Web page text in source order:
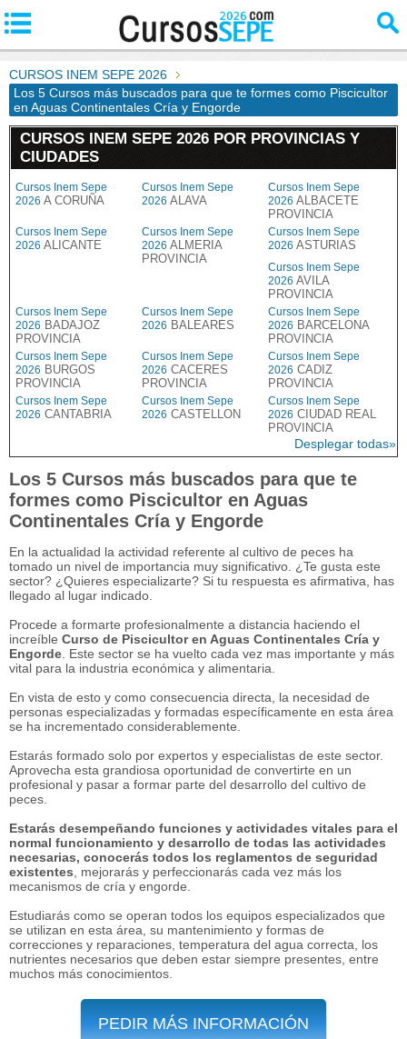
CURSOS INEM SEPE 2026
Los 5 Cursos más buscados para que te formes como Piscicultor
en Aguas Continentales Cría y Engorde
CURSOS INEM SEPE 2026 POR PROVINCIAS Y
CIUDADES
Cursos Inem Sepe
2026 A CORUÑA
Cursos Inem Sepe
2026 ALAVA
Cursos Inem Sepe
2026 ALBACETE
PROVINCIA
Cursos Inem Sepe
2026 ALICANTE
Cursos Inem Sepe
2026 ALMERIA
PROVINCIA
Cursos Inem Sepe
2026 ASTURIAS
Cursos Inem Sepe
2026 AVILA
PROVINCIA
Cursos Inem Sepe
2026 BADAJOZ
PROVINCIA
Cursos Inem Sepe
2026 BALEARES
Cursos Inem Sepe
2026 BARCELONA
PROVINCIA
Cursos Inem Sepe
2026 BURGOS
PROVINCIA
Cursos Inem Sepe
2026 CACERES
PROVINCIA
Cursos Inem Sepe
2026 CADIZ
PROVINCIA
Cursos Inem Sepe
2026 CANTABRIA
Cursos Inem Sepe
2026 CASTELLON
Cursos Inem Sepe
2026 CIUDAD REAL
PROVINCIA
Desplegar todas»
Los 5 Cursos más buscados para que te
formes como Piscicultor en Aguas
Continentales Cría y Engorde
En la actualidad la actividad referente al cultivo de peces ha
tomado un nivel de importancia muy significativo. ¿Te gusta este
sector? ¿Quieres especializarte? Si tu respuesta es afirmativa, has
llegado al lugar indicado.
Procede a formarte profesionalmente a distancia haciendo el
increíble Curso de Piscicultor en Aguas Continentales Cría y
Engorde . Este sector se ha vuelto cada vez mas importante y más
vital para la industria económica y alimentaria.
En vista de esto y como consecuencia directa, la necesidad de
personas especializadas y formadas específicamente en esta área
se ha incrementado considerablemente.
Estarás formado solo por expertos y especialistas de este sector.
Aprovecha esta grandiosa oportunidad de convertirte en un
profesional y pasar a formar parte del desarrollo del cultivo de
peces.
Estarás desempeñando funciones y actividades vitales para el
normal funcionamiento y desarrollo de todas las actividades
necesarias, conocerás todos los reglamentos de seguridad
existentes , mejorarás y perfeccionarás cada vez más los
mecanismos de cría y engorde.
Estudiarás como se operan todos los equipos especializados que
se utilizan en esta área, su mantenimiento y formas de
correcciones y reparaciones, temperatura del agua correcta, los
nutrientes necesarios que deben estar siempre presentes, entre
muchos más conocimientos.
PEDIR MÁS INFORMACIÓN